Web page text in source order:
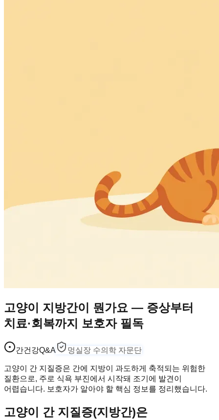
고양이 지방간이 뭔가요 — 증상부터
치료·회복까지 보호자 필독
간건강Q&A 멍실장 수의학 자문단
고양이 간 지질증은 간에 지방이 과도하게 축적되는 위험한
질환으로, 주로 식욕 부진에서 시작돼 조기에 발견이
어렵습니다. 보호자가 알아야 할 핵심 정보를 정리했습니다.
고양이 간 지질증(지방간)은